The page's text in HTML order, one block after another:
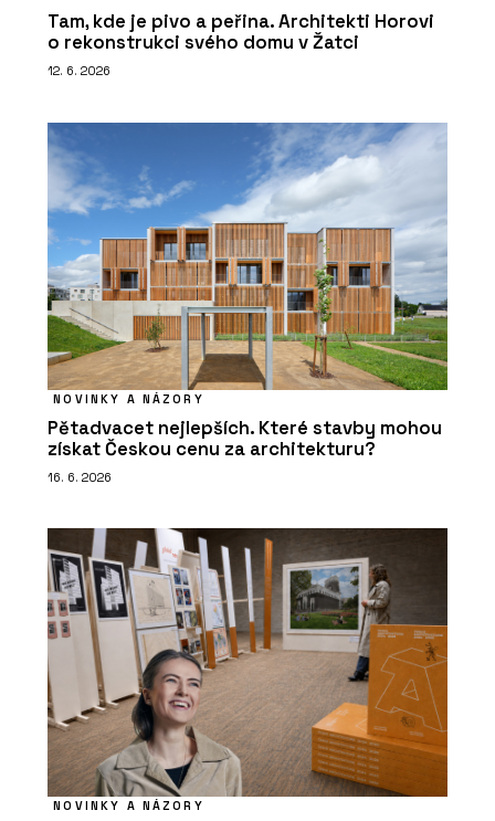
Tam, kde je pivo a peřina. Architekti Horovi
o rekonstrukci svého domu v Žatci
12. 6. 2026
NOVINKY A NÁZORY
Pětadvacet nejlepších. Které stavby mohou
získat Českou cenu za architekturu?
16. 6. 2026
NOVINKY A NÁZORY